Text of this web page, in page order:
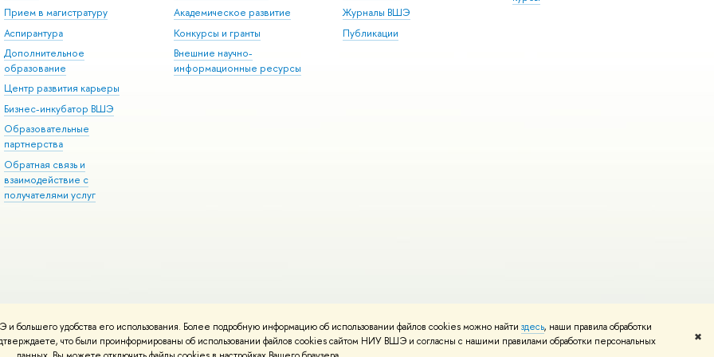
удобства его использования. Более подробную информацию об использовании файлов cookies можно найти здесь, наши правила обработки
что были проинформированы об использовании файлов cookies сайтом НИУ ВШЭ и согласны с нашими правилами обработки персональных
✖
Прием в магистратуру
Аспирантура
Дополнительное
образование
Центр развития карьеры
Бизнес-инкубатор ВШЭ
Образовательные
партнерства
Обратная связь и
взаимодействие с
получателями услуг
Академическое развитие
Конкурсы и гранты
Внешние научно-
информационные ресурсы
Журналы ВШЭ
Публикации
Редактору
Условия использования материалов Политика конфиденциальности Карта сайта
вШколе дизайна НИУ ВШЭ